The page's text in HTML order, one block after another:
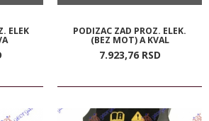
ELEK PODIZAC ZAD PROZ. ELEK.
(BEZ MOT) A KVAL
7.923,76 RSD